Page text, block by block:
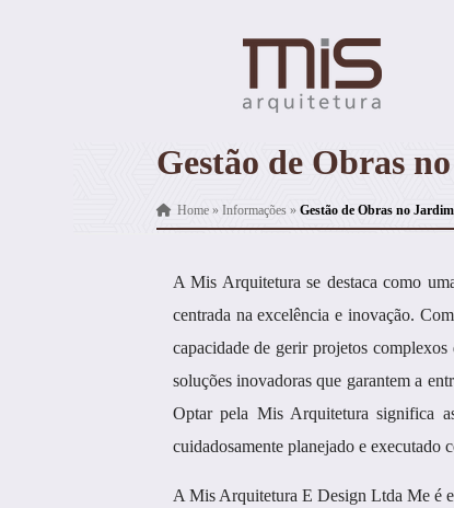
Gestão de Obras
Home» Informações » Gestão de Obras no
A Mis Arquitetura se destaca como
centrada na excelência e inovação.
capacidade de gerir projetos
soluções inovadoras que garantem a
Optar pela Mis Arquitetura significa
cuidadosamente planejado e executado
A Mis Arquitetura E Design Ltda Me é